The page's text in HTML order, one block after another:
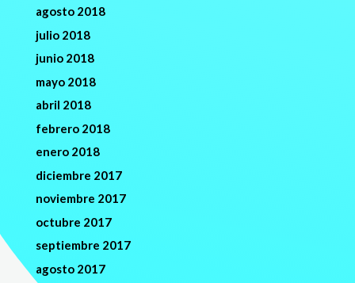
agosto 2018
julio 2018
junio 2018
mayo 2018
abril 2018
febrero 2018
enero 2018
diciembre 2017
noviembre 2017
octubre 2017
septiembre 2017
agosto 2017